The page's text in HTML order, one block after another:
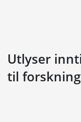
Utlyser
til forskning